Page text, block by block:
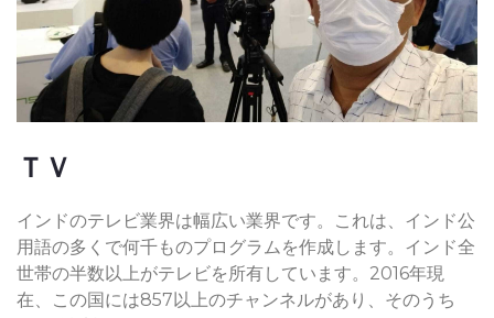
ＴＶ
インドのテレビ業界は幅広い業界です。これは、インド公
用語の多くで何千ものプログラムを作成します。インド全
世帯の半数以上がテレビを所有しています。2016年現
在、この国には857以上のチャンネルがあり、そのうち